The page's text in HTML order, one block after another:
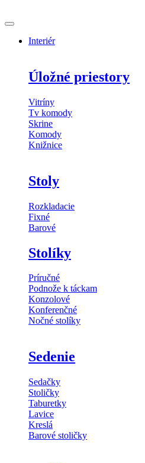
to
Interiér
Úložné priestory
Vitríny
Tv komody
Skrine
Komody
Knižnice
Stoly
Rozkladacie
Fixné
Barové
Stolíky
Príručné
Podnože k táckam
Konzolové
Konferenčné
Nočné stolíky
Sedenie
Sedačky
Stoličky
Taburetky
Lavice
Kreslá
Barové stoličky